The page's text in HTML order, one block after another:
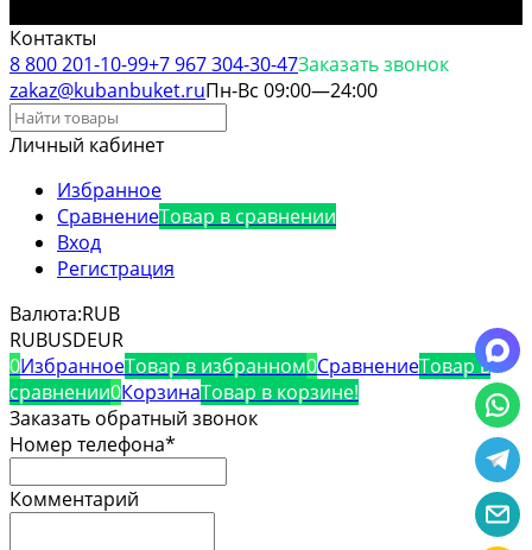
Контакты
8 800 201-10-99+7 967 304-30-47Заказать звонок
zakaz@kubanbuket.ruПн-Вс 09:00—24:00
Личный кабинет
Избранное
СравнениеТовар в сравнении
Вход
Регистрация
Валюта:RUB
RUBUSDEUR
0ИзбранноеТовар в избранном0СравнениеТовар в
сравнении0КорзинаТовар в корзине!
Заказать обратный звонок
Номер телефона*
Комментарий